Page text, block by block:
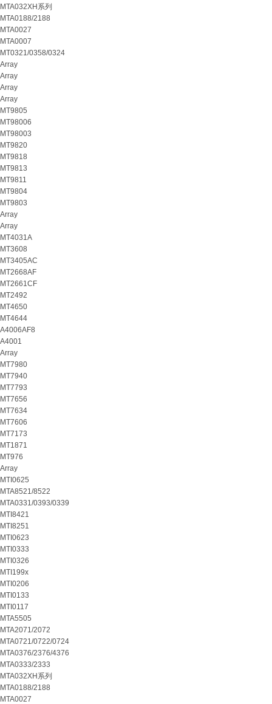
MTA032XH系列
MTA0188/2188
MTA0027
MTA0007
MT0321/0358/0324
Array
Array
Array
Array
MT9805
MT98006
MT98003
MT9820
MT9818
MT9813
MT9811
MT9804
MT9803
Array
Array
MT4031A
MT3608
MT3405AC
MT2668AF
MT2661CF
MT2492
MT4650
MT4644
A4006AF8
A4001
Array
MT7980
MT7940
MT7793
MT7656
MT7634
MT7606
MT7173
MT1871
MT976
Array
MTI0625
MTA8521/8522
MTA0331/0393/0339
MTI8421
MTI8251
MTI0623
MTI0333
MTI0326
MTI199x
MTI0206
MTI0133
MTI0117
MTA5505
MTA2071/2072
MTA0721/0722/0724
MTA0376/2376/4376
MTA0333/2333
MTA032XH系列
MTA0188/2188
MTA0027